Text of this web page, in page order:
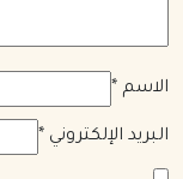
الاسم *
البريد الإلكتروني *